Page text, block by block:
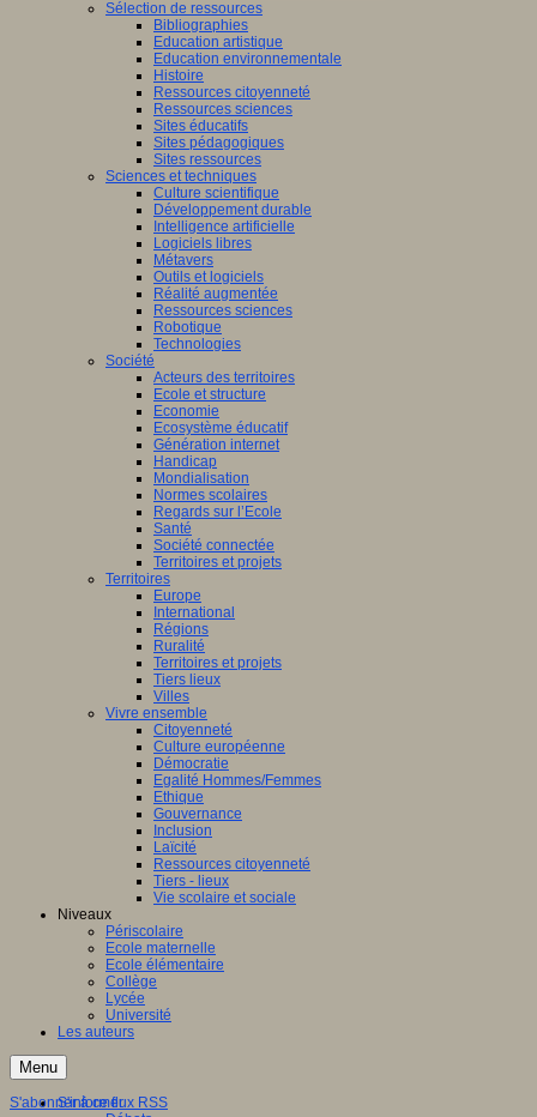
Sélection de ressources
Bibliographies
Education artistique
Education environnementale
Histoire
Ressources citoyenneté
Ressources sciences
Sites éducatifs
Sites pédagogiques
Sites ressources
Sciences et techniques
Culture scientifique
Développement durable
Intelligence artificielle
Logiciels libres
Métavers
Outils et logiciels
Réalité augmentée
Ressources sciences
Robotique
Technologies
Société
Acteurs des territoires
Ecole et structure
Economie
Ecosystème éducatif
Génération internet
Handicap
Mondialisation
Normes scolaires
Regards sur l’Ecole
Santé
Société connectée
Territoires et projets
Territoires
Europe
International
Régions
Ruralité
Territoires et projets
Tiers lieux
Villes
Vivre ensemble
Citoyenneté
Culture européenne
Démocratie
Egalité Hommes/Femmes
Ethique
Gouvernance
Inclusion
Laïcité
Ressources citoyenneté
Tiers - lieux
Vie scolaire et sociale
Niveaux
Périscolaire
Ecole maternelle
Ecole élémentaire
Collège
Lycée
Université
Les auteurs
Menu
S'informer
S'abonner à ce flux RSS